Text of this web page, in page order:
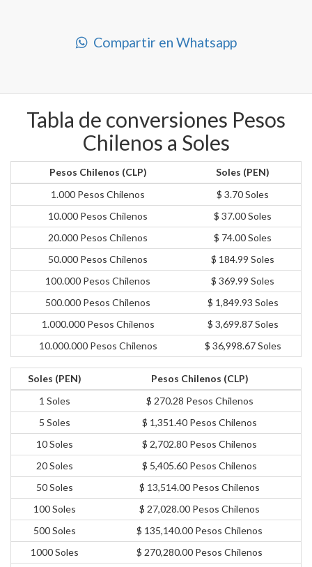
Compartir en Whatsapp
Tabla de conversiones Pesos
Chilenos a Soles
Pesos Chilenos (CLP)
Soles (PEN)
1.000 Pesos Chilenos
$ 3.70 Soles
10.000 Pesos Chilenos
$ 37.00 Soles
20.000 Pesos Chilenos
$ 74.00 Soles
50.000 Pesos Chilenos
$ 184.99 Soles
100.000 Pesos Chilenos
$ 369.99 Soles
500.000 Pesos Chilenos
$ 1,849.93 Soles
1.000.000 Pesos Chilenos
$ 3,699.87 Soles
10.000.000 Pesos Chilenos
$ 36,998.67 Soles
Soles (PEN)
Pesos Chilenos (CLP)
1 Soles
$ 270.28 Pesos Chilenos
5 Soles
$ 1,351.40 Pesos Chilenos
10 Soles
$ 2,702.80 Pesos Chilenos
20 Soles
$ 5,405.60 Pesos Chilenos
50 Soles
$ 13,514.00 Pesos Chilenos
100 Soles
$ 27,028.00 Pesos Chilenos
500 Soles
$ 135,140.00 Pesos Chilenos
1000 Soles
$ 270,280.00 Pesos Chilenos